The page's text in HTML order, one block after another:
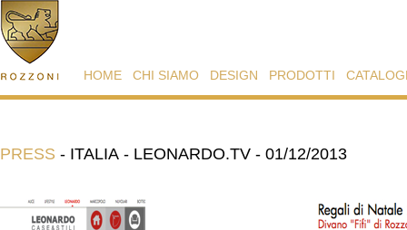
HOME CHI SIAMO DESIGN PRODOTTI
PRESS - ITALIA - LEONARDO.TV - 01/12/2013